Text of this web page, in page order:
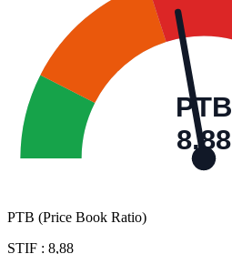
PTB
8,88
PTB (Price Book Ratio)
STIF : 8,88